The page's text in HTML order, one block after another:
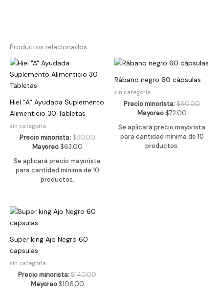
Productos relacionados
Hiel “A” Ayudada Suplemento
Alimenticio 30 Tabletas
sin categoría
Precio minorista:$80.00
Mayoreo $63.00
Se aplicará precio mayorista
para cantidad mínima de 10
productos.
Rábano negro 60 cápsulas
sin categoría
Precio minorista:$90.00
Mayoreo $72.00
Se aplicará precio mayorista
para cantidad mínima de 10
productos.
Super king Ajo Negro 60
capsulas
sin categoría
Precio minorista:$140.00
Mayoreo $106.00